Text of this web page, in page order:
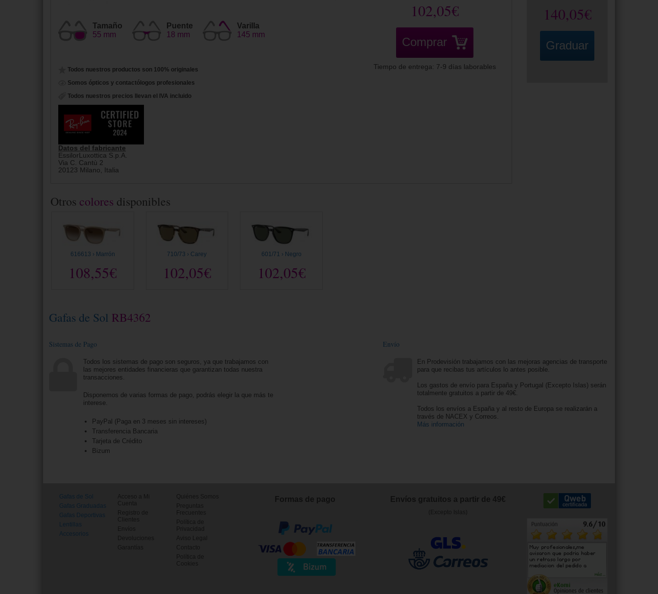
Tamaño
55 mm
Puente
18 mm
Varilla
145 mm
Todos nuestros productos son 100% originales
Somos ópticos y contactólogos profesionales
Todos nuestros precios llevan el IVA incluido
Datos del fabricante
EssilorLuxottica S.p.A.
Via C. Cantù 2
20123 Milano, Italia
102,05€
Comprar
Tiempo de entrega: 7-9 días laborables
140,05€
Graduar
Otros colores disponibles
616613 › Marrón
108,55€
710/73 › Carey
102,05€
601/71 › Negro
102,05€
Gafas de Sol RB4362
Sistemas de Pago
Todos los sistemas de pago son seguros, ya que trabajamos con
las mejores entidades financieras que garantizan todas nuestra
transacciones.
Disponemos de varias formas de pago, podrás elegir la que más te
interese.
PayPal (Paga en 3 meses sin intereses)
Transferencia Bancaria
Tarjeta de Crédito
Bizum
Envío
En Prodevisión trabajamos con las mejoras agencias de transporte
para que recibas tus artículos lo antes posible.
Los gastos de envío para España y Portugal (Excepto Islas) serán
totalmente gratuitos a partir de 49€.
Todos los envíos a España y al resto de Europa se realizarán a
través de NACEX y Correos.
Más información
Gafas de Sol
Gafas Graduadas
Gafas Deportivas
Lentillas
Accesorios
Acceso a Mi
Cuenta
Registro de
Clientes
Envíos
Devoluciones
Garantías
Quiénes Somos
Preguntas
Frecuentes
Política de
Privacidad
Aviso Legal
Contacto
Política de
Cookies
Formas de pago Envíos gratuitos a partir de 49€
(Excepto Islas)